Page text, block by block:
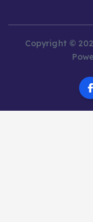
Copyright ©